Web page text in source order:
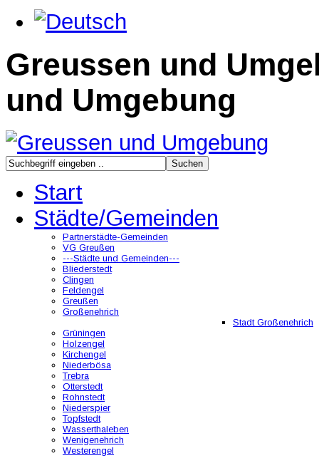
Greussen und
und Umgebung
Start
Städte/Gemeinden
Partnerstädte-Gemeinden
VG Greußen
---Städte und Gemeinden---
Bliederstedt
Clingen
Feldengel
Greußen
Großenehrich
Stadt Großenehrich
Grüningen
Holzengel
Kirchengel
Niederbösa
Trebra
Otterstedt
Rohnstedt
Niederspier
Topfstedt
Wasserthaleben
Wenigenehrich
Westerengel